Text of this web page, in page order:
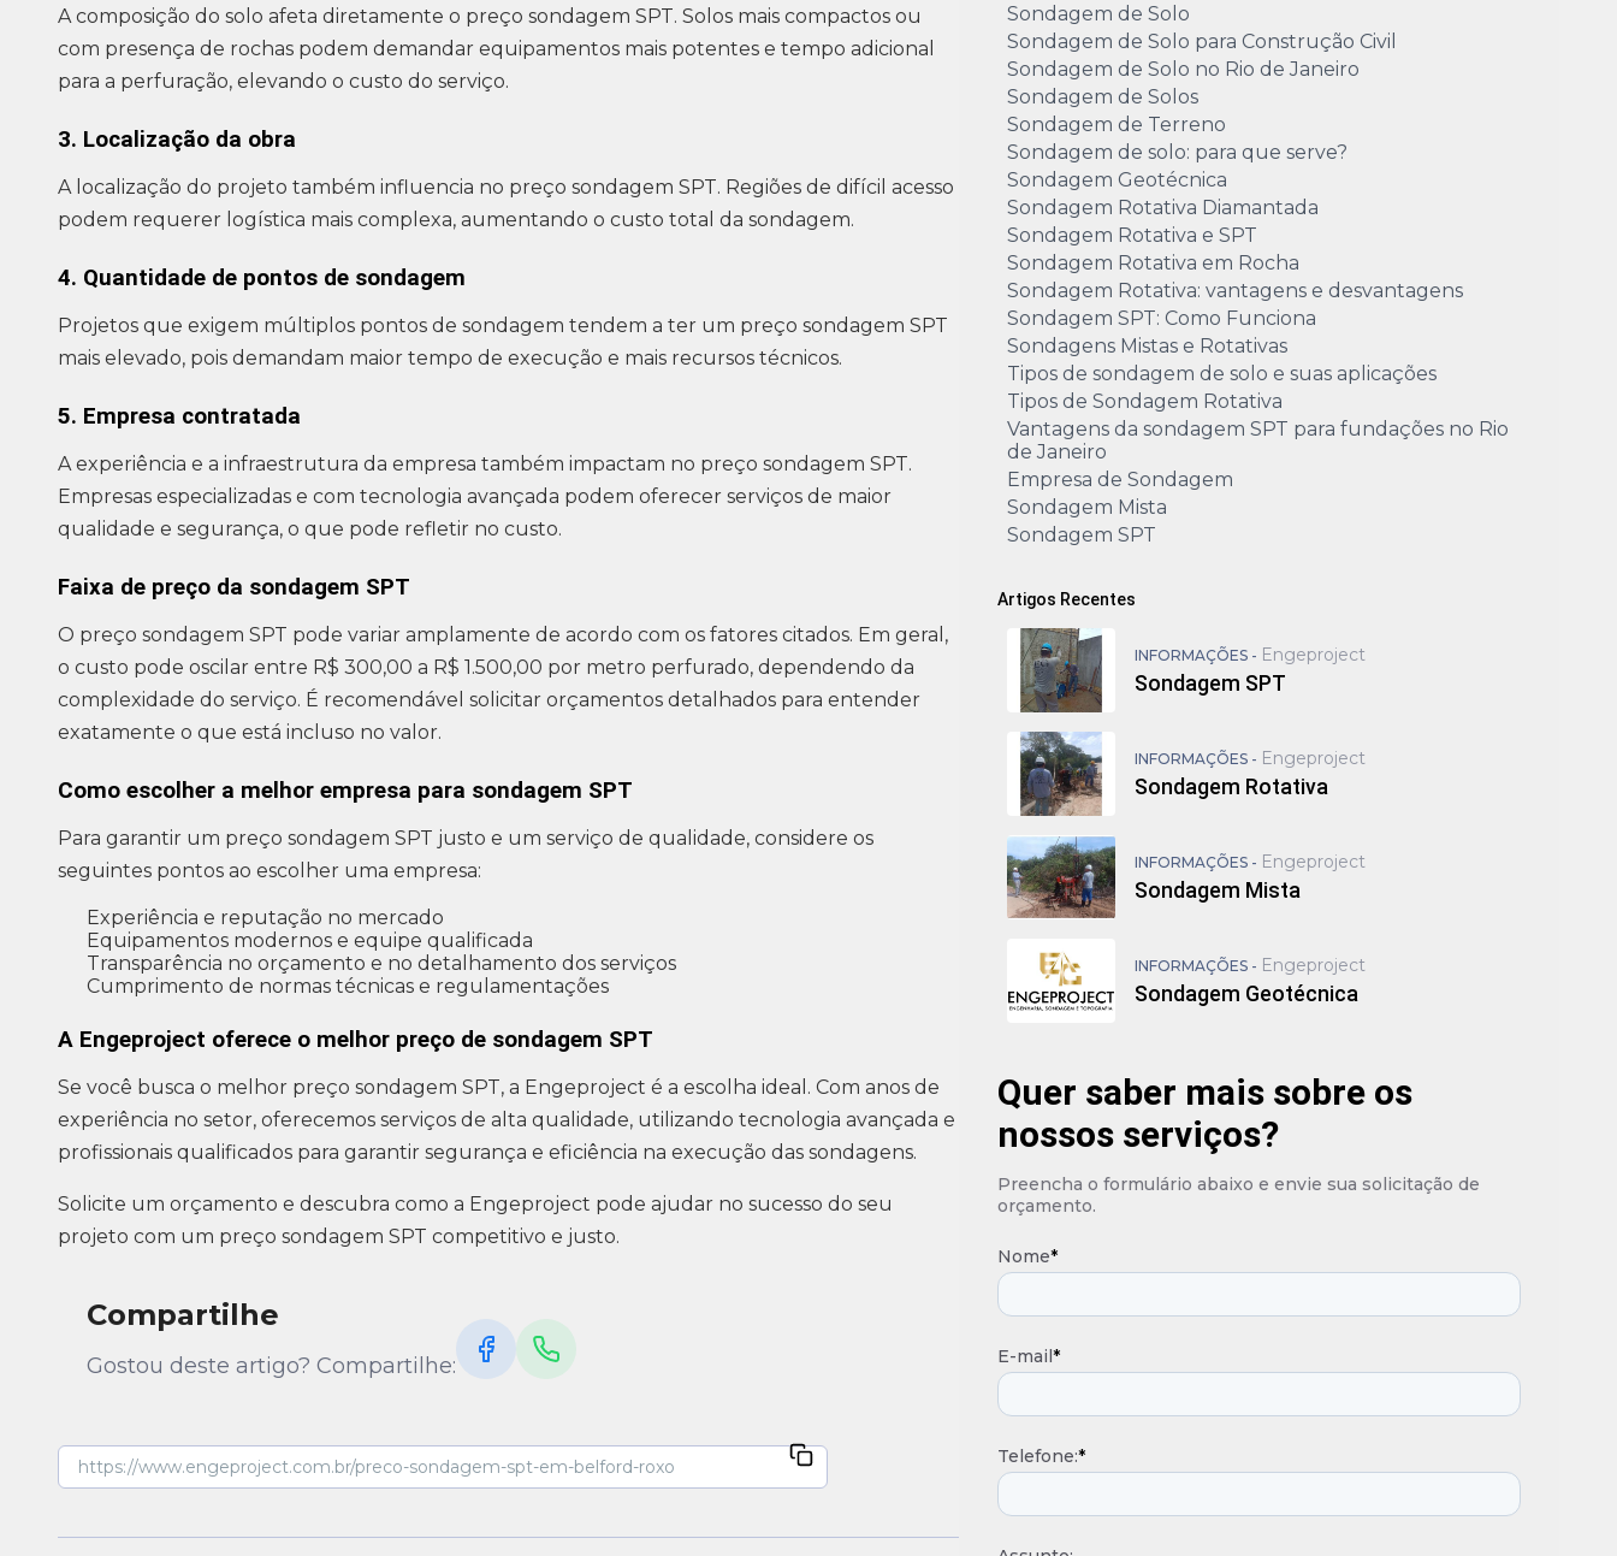
A composição do solo afeta diretamente o preço sondagem SPT. Solos mais compactos ou
com presença de rochas podem demandar equipamentos mais potentes e tempo adicional
para a perfuração, elevando o custo do serviço.
3. Localização da obra
A localização do projeto também influencia no preço sondagem SPT. Regiões de difícil acesso
podem requerer logística mais complexa, aumentando o custo total da sondagem.
4. Quantidade de pontos de sondagem
Projetos que exigem múltiplos pontos de sondagem tendem a ter um preço sondagem SPT
mais elevado, pois demandam maior tempo de execução e mais recursos técnicos.
5. Empresa contratada
A experiência e a infraestrutura da empresa também impactam no preço sondagem SPT.
Empresas especializadas e com tecnologia avançada podem oferecer serviços de maior
qualidade e segurança, o que pode refletir no custo.
Faixa de preço da sondagem SPT
O preço sondagem SPT pode variar amplamente de acordo com os fatores citados. Em geral,
o custo pode oscilar entre R$ 300,00 a R$ 1.500,00 por metro perfurado, dependendo da
complexidade do serviço. É recomendável solicitar orçamentos detalhados para entender
exatamente o que está incluso no valor.
Como escolher a melhor empresa para sondagem SPT
Para garantir um preço sondagem SPT justo e um serviço de qualidade, considere os
seguintes pontos ao escolher uma empresa:
Experiência e reputação no mercado
Equipamentos modernos e equipe qualificada
Transparência no orçamento e no detalhamento dos serviços
Cumprimento de normas técnicas e regulamentações
A Engeproject oferece o melhor preço de sondagem SPT
Se você busca o melhor preço sondagem SPT, a Engeproject é a escolha ideal. Com anos de
experiência no setor, oferecemos serviços de alta qualidade, utilizando tecnologia avançada e
profissionais qualificados para garantir segurança e eficiência na execução das sondagens.
Solicite um orçamento e descubra como a Engeproject pode ajudar no sucesso do seu
projeto com um preço sondagem SPT competitivo e justo.
Compartilhe
Gostou deste artigo? Compartilhe:
Sondagem de Solo
Sondagem de Solo para Construção Civil
Sondagem de Solo no Rio de Janeiro
Sondagem de Solos
Sondagem de Terreno
Sondagem de solo: para que serve?
Sondagem Geotécnica
Sondagem Rotativa Diamantada
Sondagem Rotativa e SPT
Sondagem Rotativa em Rocha
Sondagem Rotativa: vantagens e desvantagens
Sondagem SPT: Como Funciona
Sondagens Mistas e Rotativas
Tipos de sondagem de solo e suas aplicações
Tipos de Sondagem Rotativa
Vantagens da sondagem SPT para fundações no Rio
de Janeiro
Empresa de Sondagem
Sondagem Mista
Sondagem SPT
Artigos Recentes
INFORMAÇÕES - Engeproject
Sondagem SPT
INFORMAÇÕES - Engeproject
Sondagem Rotativa
INFORMAÇÕES - Engeproject
Sondagem Mista
INFORMAÇÕES - Engeproject
Sondagem Geotécnica
Quer saber mais sobre os
nossos serviços?
Preencha o formulário abaixo e envie sua solicitação de
orçamento.
Nome*
E-mail *
Telefone:*